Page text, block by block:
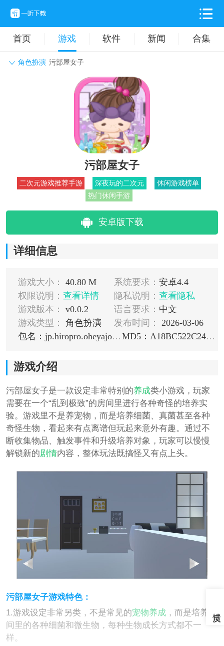
首页 游戏 软件 新闻 合集
角色扮演 污部屋女子
动作格斗 休闲益智
卡牌对战 音乐舞蹈
挂机养成
污部屋女子
二次元游戏推荐手游 深夜玩的二次元
休闲游戏榜单
热门休闲手游
安卓版下载
详细信息
游戏大小： 40.80 M 系统要求： 安卓4.4
权限说明： 查看详情 隐私说明： 查看隐私
游戏版本：
v0.0.2 语言要求： 中文
游戏类型：
角色扮演 发布时间：
2026-03-06
包名：jp.hiropro.oheyajoshi
MD5：A18BC522C24A3C0EA7D39051E09C8560
游戏介绍
污部屋女子是一款设定非常特别的养成类小游戏，玩家
需要在一个“乱到极致”的房间里进行各种奇怪的培养实
验。游戏里不是养宠物，而是培养细菌、真菌甚至各种
奇怪生物，看起来有点离谱但玩起来意外有趣。通过不
断收集物品、触发事件和升级培养对象，玩家可以慢慢
解锁新的剧情内容，整体玩法既搞怪又有点上头。
污部屋女子游戏特色：
1.游戏设定非常另类，不是常见的宠物养成，而是培养房
间里的各种细菌和微生物，每种生物成长方式都不一
样。